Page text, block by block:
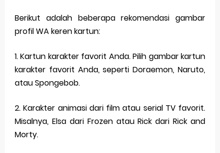
Berikut adalah beberapa rekomendasi gambar
profil WA keren kartun:
1. Kartun karakter favorit Anda. Pilih gambar kartun
karakter favorit Anda, seperti Doraemon, Naruto,
atau Spongebob.
2. Karakter animasi dari film atau serial TV favorit.
Misalnya, Elsa dari Frozen atau Rick dari Rick and
Morty.